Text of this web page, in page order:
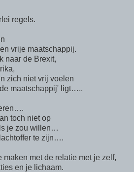
regels.
vrije maatschappij.
naar de Brexit,
zich niet vrij voelen
maatschappij' ligt…..
toch niet op
je zou willen…
te zijn….
maken met de relatie met je zelf,
en je lichaam.